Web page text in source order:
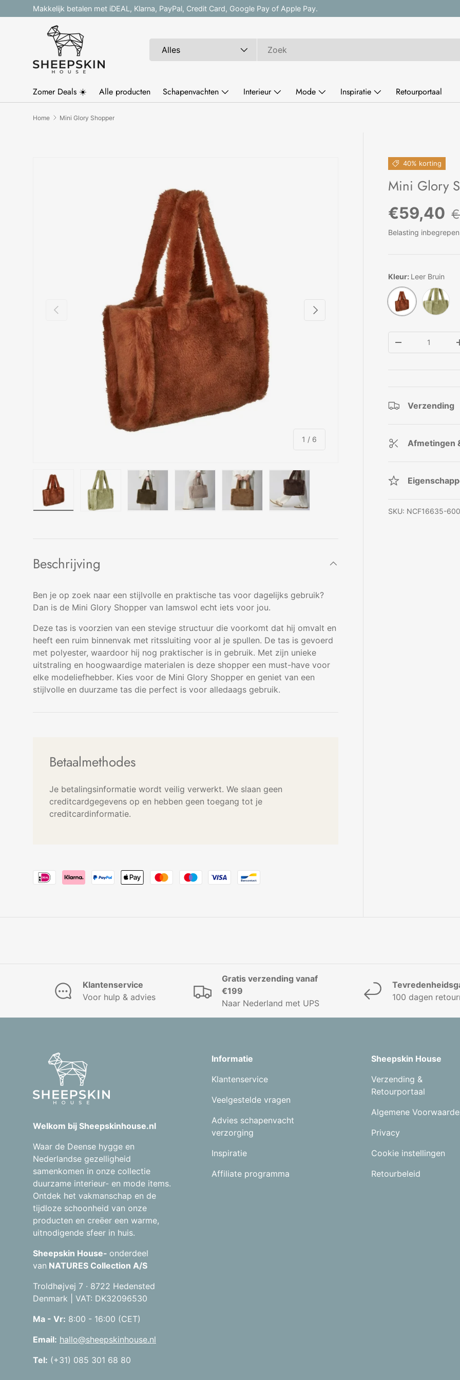
Ga naar inhoud
Makkelijk betalen met iDEAL, Klarna, PayPal, Credit Card, Google Pay of Apple Pay.
Alles
Zomer Deals ☀️ Alle producten Schapenvachten Interieur Mode Inspiratie Retourportaal
Home Mini Glory Shopper
Vorige
1 / van
6
Volgende
Laad afbeelding 5 in gallerij-weergave
Laad afbeelding 6 in gallerij-weergave
40% korting
Mini Glory
€59,40
Belasting inbegrepen
Kleur: Leer Bruin
Leer BruinSalie
Verlaag de
Verzending
Afmetingen
SKU: NCF16635-
Beschrijving
Ben je op zoek naar een stijlvolle en praktische tas voor dagelijks gebruik?
Dan is de Mini Glory Shopper van lamswol echt iets voor jou.
Deze tas is voorzien van een stevige structuur die voorkomt dat hij omvalt en
heeft een ruim binnenvak met ritssluiting voor al je spullen. De tas is gevoerd
met polyester, waardoor hij nog praktischer is in gebruik. Met zijn unieke
uitstraling en hoogwaardige materialen is deze shopper een must-have voor
elke modeliefhebber. Kies voor de Mini Glory Shopper en geniet van een
stijlvolle en duurzame tas die perfect is voor alledaags gebruik.
Betaalmethodes
Je betalingsinformatie wordt veilig verwerkt. We slaan geen
creditcardgegevens op en hebben geen toegang tot je
creditcardinformatie.
Klantenservice
Voor hulp & advies
Gratis verzending vanaf
€199
Naar Nederland met UPS
100 dagen
Welkom bij Sheepskinhouse.nl
Waar de Deense hygge en
Nederlandse gezelligheid
samenkomen in onze collectie
duurzame interieur- en mode items.
Ontdek het vakmanschap en de
tijdloze schoonheid van onze
producten en creëer een warme,
uitnodigende sfeer in huis.
Sheepskin House- onderdeel
van NATURES Collection A/S
Troldhøjvej 7 · 8722 Hedensted
Denmark | VAT: DK32096530
Ma - Vr: 8:00 - 16:00 (CET)
Email: hallo@sheepskinhouse.nl
Tel: (+31) 085 301 68 80
Informatie
Klantenservice
Veelgestelde vragen
Advies schapenvacht
verzorging
Inspiratie
Affiliate programma
Sheepskin House
Verzending &
Retourportaal
Algemene
Privacy
Cookie instellingen
Retourbeleid